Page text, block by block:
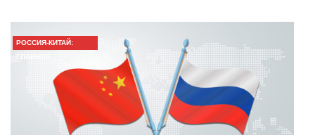
РОССИЯ-КИТАЙ:
ГЛАВНОЕ